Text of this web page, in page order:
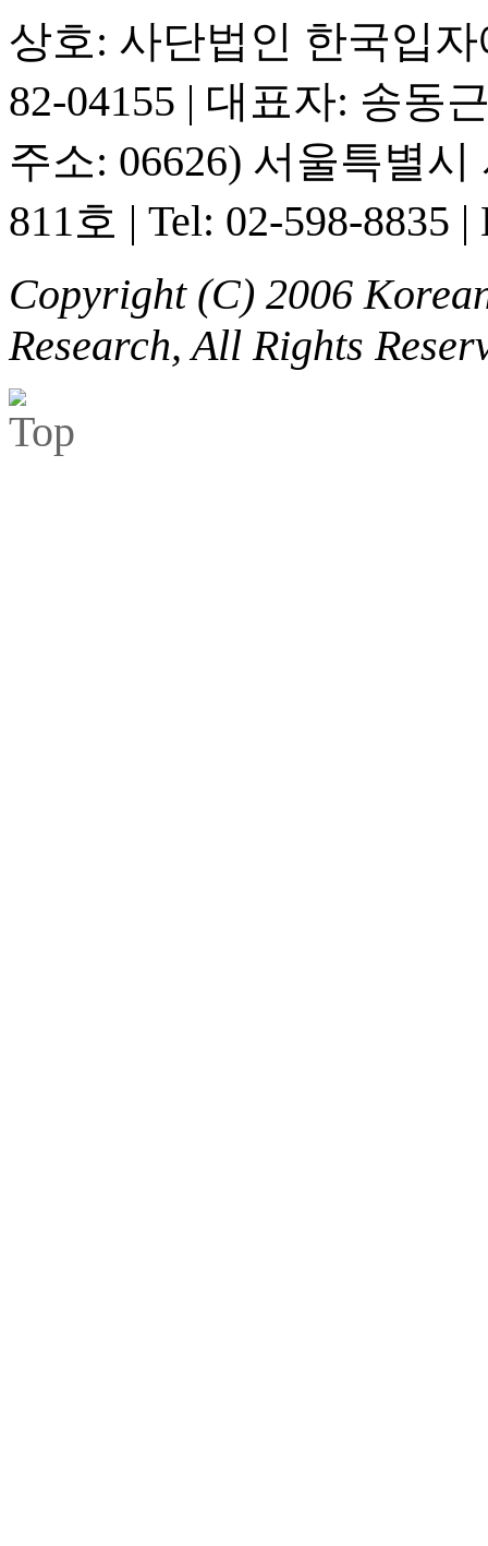
상호: 사단법인 한국입
82-04155 | 대표자: 송동
주소: 06626) 서울특별
811호 | Tel: 02-598-8835 |
Copyright (C) 2006
Research, All Rights